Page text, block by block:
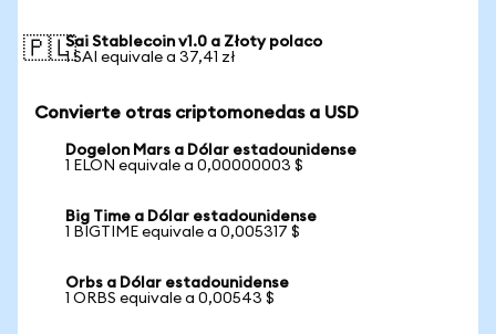
🇵🇱Sai Stablecoin v1.0 a Złoty polaco
1 SAI equivale a 37,41 zł
Convierte otras criptomonedas a USD
Dogelon Mars a Dólar estadounidense
1 ELON equivale a 0,00000003 $
Big Time a Dólar estadounidense
1 BIGTIME equivale a 0,005317 $
Orbs a Dólar estadounidense
1 ORBS equivale a 0,00543 $